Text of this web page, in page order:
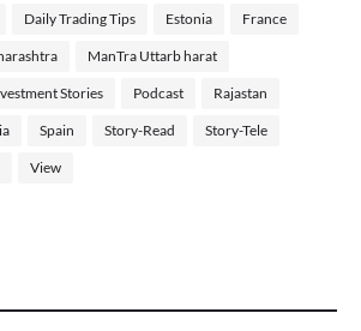
Daily Trading Tips Estonia France
ManTra Uttarb harat
Stories Podcast Rajastan
Spain Story-Read Story-Tele
View